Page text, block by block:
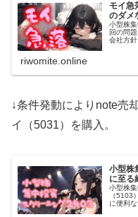
モイ急
のダメ
小型株
回の問
会社方
riwomite.online
↓条件発動によりnote売
イ（5031）を購入。
小型株
に至る
小型株
（5103
に便利